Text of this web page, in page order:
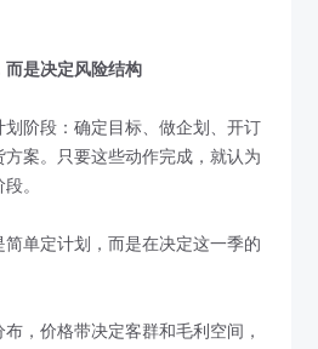
而是决定风险结构
阶段：确定目标、做企划、开订
案。只要这些动作完成，就认为
。
单定计划，而是在决定这一季的
，价格带决定客群和毛利空间，